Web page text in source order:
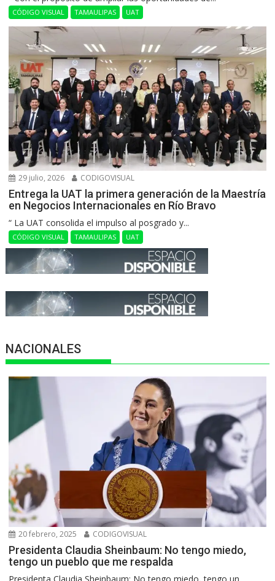
CÓDIGO VISUAL TAMAULIPAS UAT
29 julio, 2026 CODIGOVISUAL
Entrega la UAT la primera generación de la Maestría
en Negocios Internacionales en Río Bravo
“ La UAT consolida el impulso al posgrado y...
CÓDIGO VISUAL TAMAULIPAS UAT
NACIONALES
20 febrero, 2025 CODIGOVISUAL
Presidenta Claudia Sheinbaum: No tengo miedo,
tengo un pueblo que me respalda